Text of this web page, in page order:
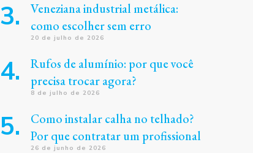
Veneziana industrial metálica:
como escolher sem erro
20 de julho de 2026
Rufos de alumínio: por que você
precisa trocar agora?
8 de julho de 2026
Como instalar calha no telhado?
Por que contratar um profissional
26 de junho de 2026